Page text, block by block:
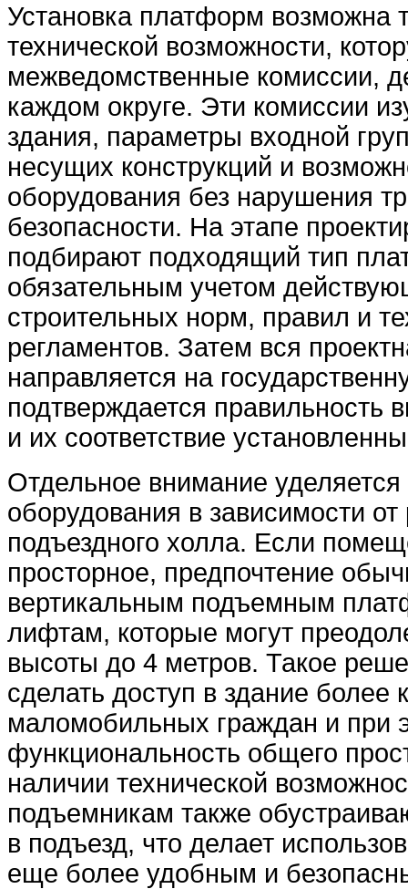
Установка платформ возможна
технической возможности,
межведомственные комиссии,
каждом округе. Эти комиссии
здания, параметры входной
несущих конструкций и
оборудования без нарушения
безопасности. На этапе
подбирают подходящий тип
обязательным учетом
строительных норм, правил и
регламентов. Затем вся
направляется на
подтверждается
и их соответствие
Отдельное внимание
оборудования в зависимости
подъездного холла. Если
просторное, предпочтение
вертикальным подъемным
лифтам, которые могут
высоты до 4 метров. Такое
сделать доступ в здание
маломобильных граждан и при
функциональность общего
наличии технической
подъемникам также
в подъезд, что делает
еще более удобным и